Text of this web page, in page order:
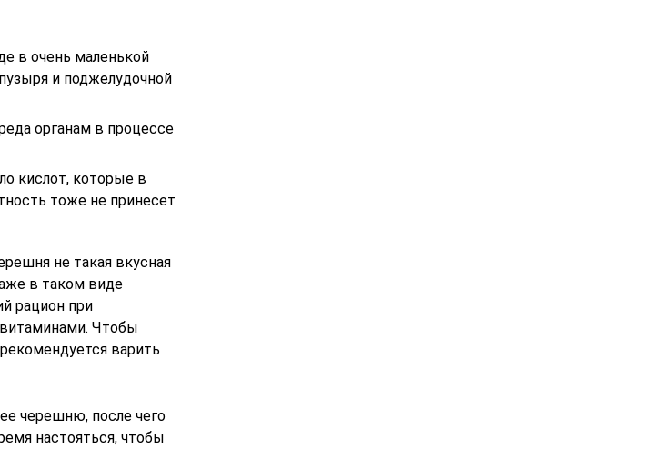
в очень маленькой
и поджелудочной
органам в процессе
кислот, которые в
тоже не принесет
не такая вкусная
в таком виде
рацион при
Чтобы
варить
черешню, после чего
настояться, чтобы